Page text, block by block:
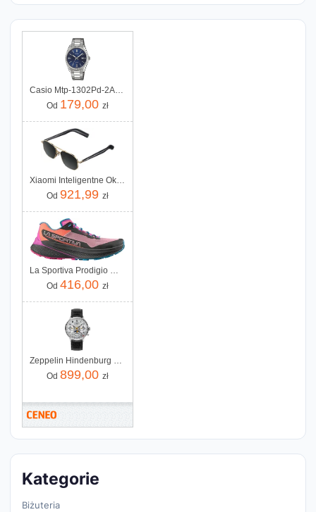
Od 179,00 zł
Od 921,99 zł
Od 416,00 zł
Od 899,00 zł
Kategorie
Biżuteria